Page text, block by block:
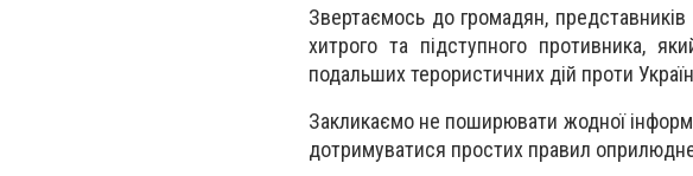
Звертаємось до громадян,
хитрого та підступного противника,
подальших терористичних дій проти
Закликаємо не поширювати жодної
дотримуватися простих правил